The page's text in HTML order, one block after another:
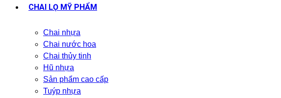
CHAI LỌ MỸ PHẨM
Chai nhựa
Chai nước hoa
Chai thủy tinh
Hũ nhựa
Sản phẩm cao cấp
Tuýp nhựa